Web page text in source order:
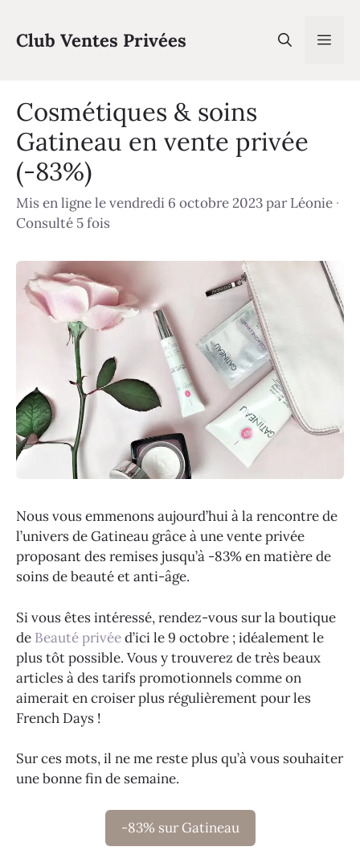
contenu
Club Ventes Privées
Cosmétiques & soins
Gatineau en vente privée
(-83%)
Mis en ligne le vendredi 6 octobre 2023parLéonie ·
Consulté 5 fois
Nous vous emmenons aujourd’hui à la rencontre de
l’univers de Gatineau grâce à une vente privée
proposant des remises jusqu’à -83% en matière de
soins de beauté et anti-âge.
Si vous êtes intéressé, rendez-vous sur la boutique
de Beauté privéed’ici le 9 octobre ; idéalement le
plus tôt possible. Vous y trouverez de très beaux
articles à des tarifs promotionnels comme on
aimerait en croiser plus régulièrement pour les
French Days !
Sur ces mots, il ne me reste plus qu’à vous souhaiter
une bonne fin de semaine.
-83% sur Gatineau